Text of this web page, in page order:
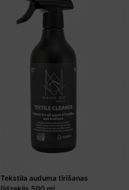
Tekstila auduma tīrīšanas